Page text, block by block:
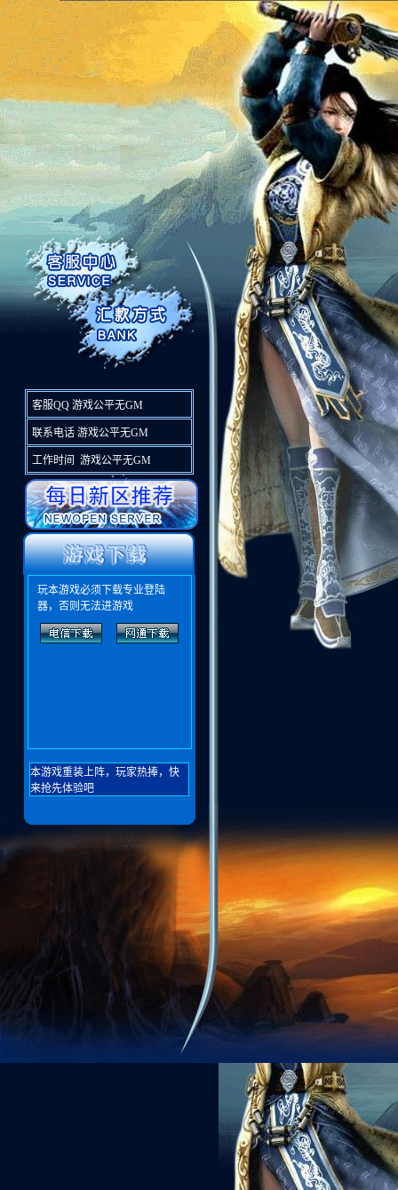
客服QQ 游戏公平无GM
联系电话 游戏公平无GM
工作时间 游戏公平无GM
玩本游戏必须下载专业登陆
器，否则无法进游戏
本游戏重装上阵，玩家热捧，快
来抢先体验吧